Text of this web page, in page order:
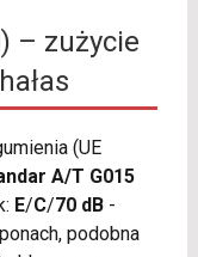
– zużycie
(UE
A/T G015
E/C/70 dB-
podobna